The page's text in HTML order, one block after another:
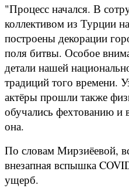
"Процесс начался. В
коллективом из Турции
построены декорации
поля битвы. Особое
детали нашей
традиций того времени.
актёры прошли также
обучались фехтованию и
она.
По словам Мирзиёевой,
внезапная вспышка
ущерб.